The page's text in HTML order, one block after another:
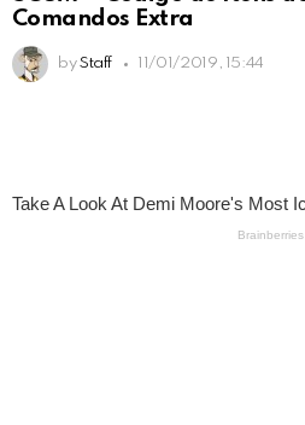
Comandos Extra
by Staff 11/01/2019, 15:44